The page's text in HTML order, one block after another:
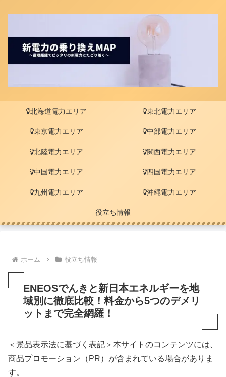
北海道電力エリア 東北電力エリア
東京電力エリア 中部電力エリア
北陸電力エリア 関西電力エリア
中国電力エリア 四国電力エリア
九州電力エリア 沖縄電力エリア
役立ち情報
ホーム 役立ち情報
ENEOSでんきと新日本エネルギーを地
域別に徹底比較！料金から5つのデメリ
ットまで完全網羅！
＜景品表示法に基づく表記＞本サイトのコンテンツには、
商品プロモーション（PR）が含まれている場合がありま
す。